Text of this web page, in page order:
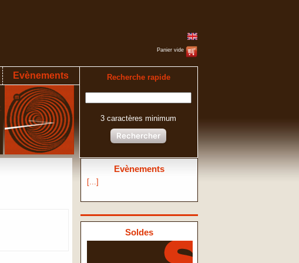
Panier vide
Evènements Recherche rapide
3 caractères minimum
Rechercher
Evènements
[...]
Soldes